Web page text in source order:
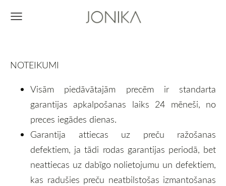
NOTEIKUMI
Visām piedāvātajām precēm ir standarta
garantijas apkalpošanas laiks 24 mēneši, no
preces iegādes dienas.
Garantija attiecas uz preču ražošanas
defektiem, ja tādi rodas garantijas periodā, bet
neattiecas uz dabīgo nolietojumu un defektiem,
kas radušies preču neatbilstošas izmantošanas